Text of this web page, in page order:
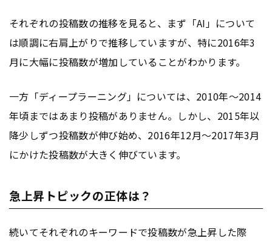
それぞれの投稿数の推移を見ると、まず「AI」について
は順調に右肩上がりで推移していますが、特に2016年3
月に大幅に投稿数が増加していることがわかります。
一方「ディープラーニング」については、2010年～2014
年頃まではあまり投稿がありません。しかし、2015年以
降少しずつ投稿数が伸び始め、2016年12月～2017年3月
にかけた投稿数が大きく伸びています。
急上昇トピックの正体は？
続いてそれぞれのキーワードで投稿数が急上昇した際